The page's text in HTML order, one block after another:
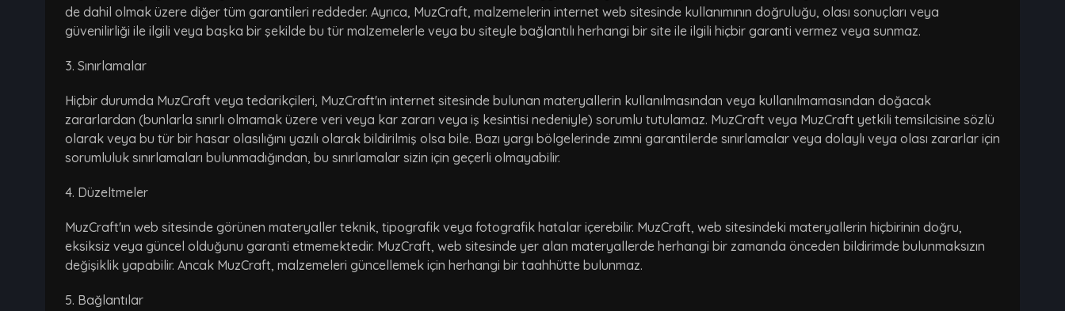
de dahil olmak üzere diğer tüm garantileri reddeder. Ayrıca, MuzCraft, malzemelerin internet web sitesinde kullanımının doğruluğu, olası sonuçları veya
güvenilirliği ile ilgili veya başka bir şekilde bu tür malzemelerle veya bu siteyle bağlantılı herhangi bir site ile ilgili hiçbir garanti vermez veya sunmaz.
3. Sınırlamalar
Hiçbir durumda MuzCraft veya tedarikçileri, MuzCraft'ın internet sitesinde bulunan materyallerin kullanılmasından veya kullanılmamasından doğacak
zararlardan (bunlarla sınırlı olmamak üzere veri veya kar zararı veya iş kesintisi nedeniyle) sorumlu tutulamaz. MuzCraft veya MuzCraft yetkili temsilcisine sözlü
olarak veya bu tür bir hasar olasılığını yazılı olarak bildirilmiş olsa bile. Bazı yargı bölgelerinde zımni garantilerde sınırlamalar veya dolaylı veya olası zararlar için
sorumluluk sınırlamaları bulunmadığından, bu sınırlamalar sizin için geçerli olmayabilir.
4. Düzeltmeler
MuzCraft'ın web sitesinde görünen materyaller teknik, tipografik veya fotografik hatalar içerebilir. MuzCraft, web sitesindeki materyallerin hiçbirinin doğru,
eksiksiz veya güncel olduğunu garanti etmemektedir. MuzCraft, web sitesinde yer alan materyallerde herhangi bir zamanda önceden bildirimde bulunmaksızın
değişiklik yapabilir. Ancak MuzCraft, malzemeleri güncellemek için herhangi bir taahhütte bulunmaz.
5. Bağlantılar